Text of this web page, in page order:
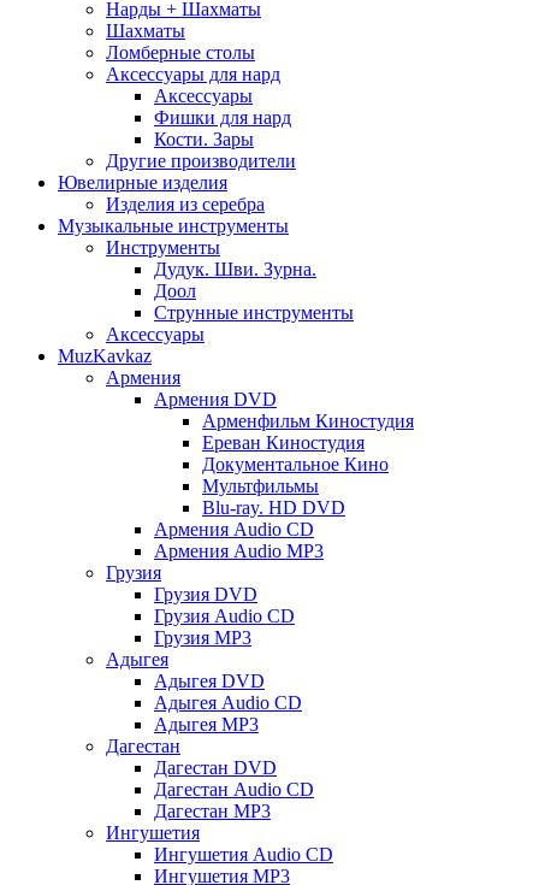
Нарды + Шахматы
Шахматы
Ломберные столы
Аксессуары для нард
Аксессуары
Фишки для нард
Кости. Зары
Другие производители
Ювелирные изделия
Изделия из серебра
Музыкальные инструменты
Инструменты
Дудук. Шви. Зурна.
Доол
Струнные инструменты
Аксессуары
MuzKavkaz
Армения
Армения DVD
Арменфильм Киностудия
Ереван Киностудия
Документальное Кино
Мультфильмы
Blu-ray. HD DVD
Армения Audio CD
Армения Audio MP3
Грузия
Грузия DVD
Грузия Audio CD
Грузия MP3
Адыгея
Адыгея DVD
Адыгея Audio CD
Адыгея MP3
Дагестан
Дагестан DVD
Дагестан Audio CD
Дагестан MP3
Ингушетия
Ингушетия Audio CD
Ингушетия MP3